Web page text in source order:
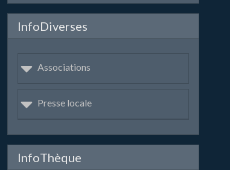
InfoDiverses
Associations
Presse locale
InfoThèque